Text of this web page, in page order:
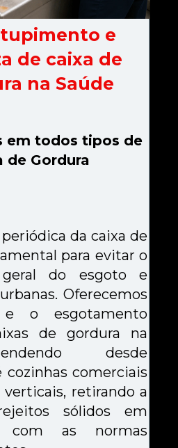
e
de caixa de
na Saúde
em todos tipos de
de Gordura
da caixa de
para evitar o
do esgoto e
Oferecemos
o esgotamento
de gordura na
desde
cozinhas comerciais
retirando a
sólidos em
com as normas